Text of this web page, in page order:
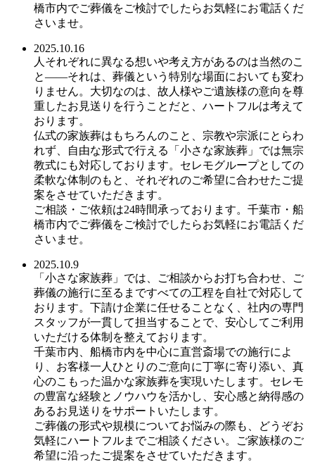
橋市内でご葬儀をご検討でしたらお気軽にお電話くだ
さいませ。
2025.10.16
人それぞれに異なる想いや考え方があるのは当然のこ
と――それは、葬儀という特別な場面においても変わ
りません。大切なのは、故人様やご遺族様の意向を尊
重したお見送りを行うことだと、ハートフルは考えて
おります。
仏式の家族葬はもちろんのこと、宗教や宗派にとらわ
れず、自由な形式で行える「小さな家族葬」では無宗
教式にも対応しております。セレモグループとしての
柔軟な体制のもと、それぞれのご希望に合わせたご提
案をさせていただきます。
ご相談・ご依頼は24時間承っております。千葉市・船
橋市内でご葬儀をご検討でしたらお気軽にお電話くだ
さいませ。
2025.10.9
「小さな家族葬」では、ご相談からお打ち合わせ、ご
葬儀の施行に至るまですべての工程を自社で対応して
おります。下請け企業に任せることなく、社内の専門
スタッフが一貫して担当することで、安心してご利用
いただける体制を整えております。
千葉市内、船橋市内を中心に直営斎場での施行によ
り、お客様一人ひとりのご意向に丁寧に寄り添い、真
心のこもった温かな家族葬を実現いたします。セレモ
の豊富な経験とノウハウを活かし、安心感と納得感の
あるお見送りをサポートいたします。
ご葬儀の形式や規模についてお悩みの際も、どうぞお
気軽にハートフルまでご相談ください。ご家族様のご
希望に沿ったご提案をさせていただきます。